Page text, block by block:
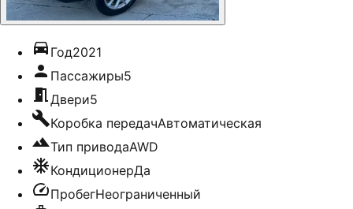
Год2021
Пассажиры5
Двери5
Коробка передачАвтоматическая
Тип приводаAWD
КондиционерДа
ПробегНеограниченный